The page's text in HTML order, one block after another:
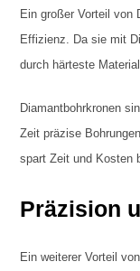
Ein großer Vorteil von
Effizienz. Da sie mit
durch härteste
Diamantbohrkronen
Zeit präzise
spart Zeit und Kosten
Präzision
Ein weiterer Vorteil